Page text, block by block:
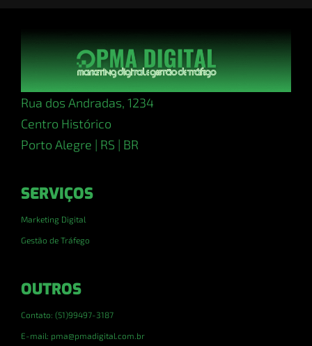
Rua dos Andradas, 1234
Centro Histórico
Porto Alegre | RS | BR
SERVIÇOS
Marketing Digital
Gestão de Tráfego
OUTROS
Contato: (51)99497-3187
E-mail: pma@pmadigital.com.br